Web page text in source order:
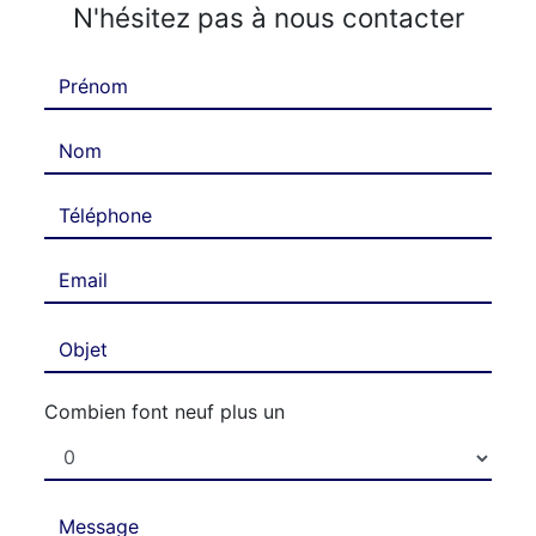
N'hésitez pas à nous contacter
Combien font neuf plus un